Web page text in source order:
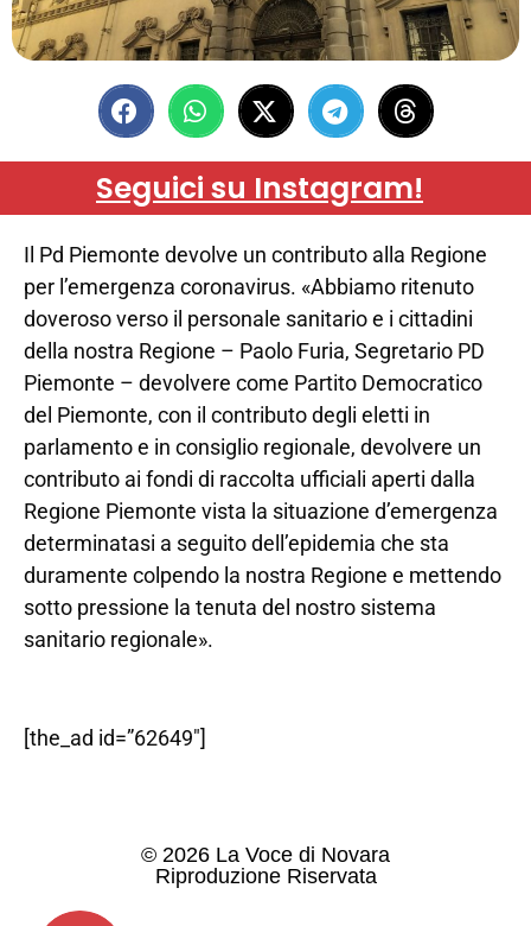
Seguici su Instagram!
Il Pd Piemonte devolve un contributo alla Regione
per l’emergenza coronavirus. «Abbiamo ritenuto
doveroso verso il personale sanitario e i cittadini
della nostra Regione – Paolo Furia, Segretario PD
Piemonte – devolvere come Partito Democratico
del Piemonte, con il contributo degli eletti in
parlamento e in consiglio regionale, devolvere un
contributo ai fondi di raccolta ufficiali aperti dalla
Regione Piemonte vista la situazione d’emergenza
determinatasi a seguito dell’epidemia che sta
duramente colpendo la nostra Regione e mettendo
sotto pressione la tenuta del nostro sistema
sanitario regionale».
[the_ad id=”62649″]
© 2026 La Voce di Novara
Riproduzione Riservata